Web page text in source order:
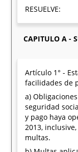
RESUELVE:
CAPITULO A -
Artículo 1° -
facilidades de
a)
seguridad
y pago haya
2013,
multas.